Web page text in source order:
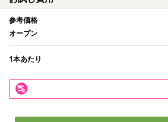
参考価格
オープン
1本あたり